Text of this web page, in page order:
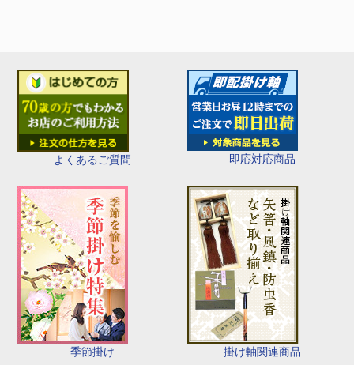
よくあるご質問 即応対応商品
季節掛け 掛け軸関連商品